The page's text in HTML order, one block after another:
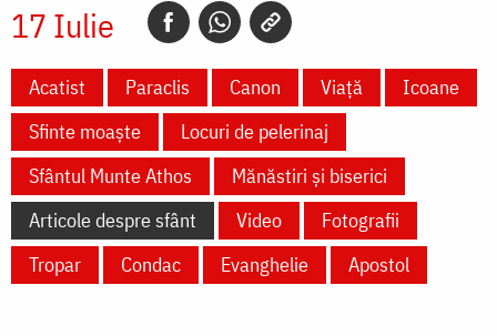
17 Iulie
Acatist Paraclis Canon Viață
Icoane
Sfinte moaște
Locuri de pelerinaj
Sfântul Munte Athos
Mănăstiri și biserici
Articole despre sfânt
Video
Fotografii
Tropar
Condac Evanghelie Apostol